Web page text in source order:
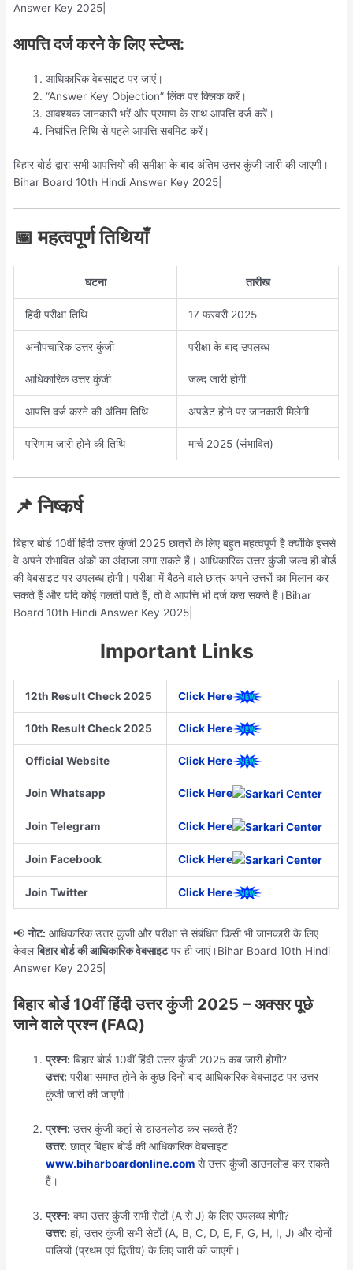
Answer Key 2025|
आपत्ति दर्ज करने के लिए स्टेप्स:
आधिकारिक वेबसाइट पर जाएं।
“Answer Key Objection” लिंक पर क्लिक करें।
आवश्यक जानकारी भरें और प्रमाण के साथ आपत्ति दर्ज करें।
निर्धारित तिथि से पहले आपत्ति सबमिट करें।
बिहार बोर्ड द्वारा सभी आपत्तियों की समीक्षा के बाद अंतिम उत्तर कुंजी जारी की जाएगी।
Bihar Board 10th Hindi Answer Key 2025|
📅 महत्वपूर्ण तिथियाँ
घटना तारीख
हिंदी परीक्षा तिथि 17 फरवरी 2025
अनौपचारिक उत्तर कुंजी परीक्षा के बाद उपलब्ध
आधिकारिक उत्तर कुंजी जल्द जारी होगी
आपत्ति दर्ज करने की अंतिम तिथि अपडेट होने पर जानकारी मिलेगी
परिणाम जारी होने की तिथि मार्च 2025 (संभावित)
📌 निष्कर्ष
बिहार बोर्ड 10वीं हिंदी उत्तर कुंजी 2025 छात्रों के लिए बहुत महत्वपूर्ण है क्योंकि इससे
वे अपने संभावित अंकों का अंदाजा लगा सकते हैं। आधिकारिक उत्तर कुंजी जल्द ही बोर्ड
की वेबसाइट पर उपलब्ध होगी। परीक्षा में बैठने वाले छात्र अपने उत्तरों का मिलान कर
सकते हैं और यदि कोई गलती पाते हैं, तो वे आपत्ति भी दर्ज करा सकते हैं।Bihar
Board 10th Hindi Answer Key 2025|
Important Links
12th Result Check 2025 Click Here
10th Result Check 2025 Click Here
Official Website Click Here
Join Whatsapp Click Here
Join Telegram Click Here
Join Facebook Click Here
Join Twitter Click Here
📢नोट: आधिकारिक उत्तर कुंजी और परीक्षा से संबंधित किसी भी जानकारी के लिए
केवलबिहार बोर्ड की आधिकारिक वेबसाइटपर ही जाएं।Bihar Board 10th Hindi
Answer Key 2025|
बिहार बोर्ड 10वीं हिंदी उत्तर कुंजी 2025 – अक्सर पूछे
जाने वाले प्रश्न (FAQ)
प्रश्न: बिहार बोर्ड 10वीं हिंदी उत्तर कुंजी 2025 कब जारी होगी?
उत्तर: परीक्षा समाप्त होने के कुछ दिनों बाद आधिकारिक वेबसाइट पर उत्तर
कुंजी जारी की जाएगी।
प्रश्न: उत्तर कुंजी कहां से डाउनलोड कर सकते हैं?
उत्तर: छात्र बिहार बोर्ड की आधिकारिक वेबसाइट
www.biharboardonline.com से उत्तर कुंजी डाउनलोड कर सकते
हैं।
प्रश्न: क्या उत्तर कुंजी सभी सेटों (A से J) के लिए उपलब्ध होगी?
उत्तर: हां, उत्तर कुंजी सभी सेटों (A, B, C, D, E, F, G, H, I, J) और दोनों
पालियों (प्रथम एवं द्वितीय) के लिए जारी की जाएगी।